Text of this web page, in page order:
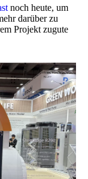
noch heute, um
darüber zu
Projekt zugute